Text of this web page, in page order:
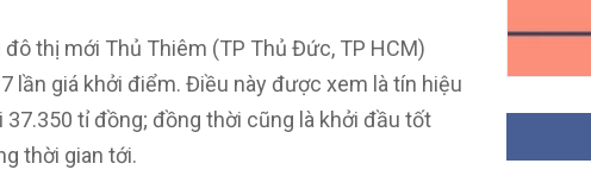
thị mới Thủ Thiêm (TP Thủ Đức, TP HCM)
lần giá khởi điểm. Điều này được xem là tín hiệu
tỉ đồng; đồng thời cũng là khởi đầu tốt
thời gian tới.